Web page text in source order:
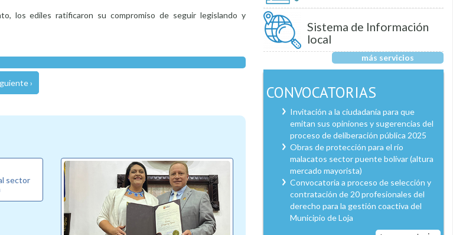
los ediles ratificaron su compromiso de seguir legislando y
›
sector
Sistema de Información
local
más servicios
CONVOCATORIAS
Invitación a la ciudadanía para que
emitan sus opiniones y sugerencias del
proceso de deliberación pública 2025
Obras de protección para el río
malacatos sector puente bolívar (altura
mercado mayorista)
Convocatoria a proceso de selección y
contratación de 20 profesionales del
derecho para la gestión coactiva del
Municipio de Loja